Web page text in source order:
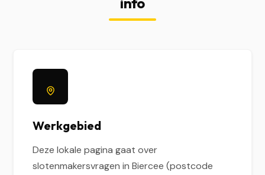
Werkgebied
Deze lokale pagina gaat over
slotenmakersvragen in Biercee (postcode